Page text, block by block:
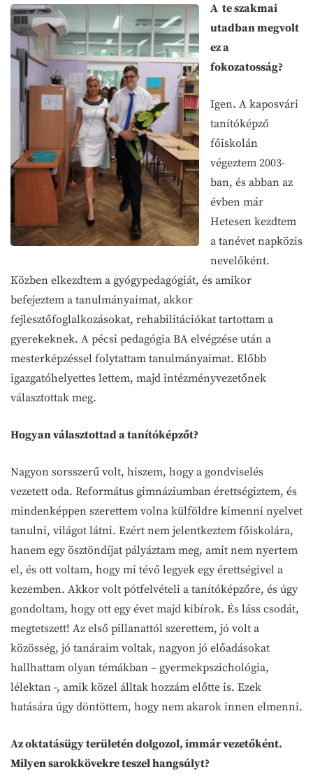
A te szakmai
utadban megvolt
ez a
fokozatosság?
Igen. A kaposvári
tanítóképző
főiskolán
végeztem 2003-
ban, és abban az
évben már
Hetesen kezdtem
a tanévet napközis
nevelőként.
Közben elkezdtem a gyógypedagógiát, és amikor
befejeztem a tanulmányaimat, akkor
fejlesztőfoglalkozásokat, rehabilitációkat tartottam a
gyerekeknek. A pécsi pedagógia BA elvégzése után a
mesterképzéssel folytattam tanulmányaimat. Előbb
igazgatóhelyettes lettem, majd intézményvezetőnek
választottak meg.
Hogyan választottad a tanítóképzőt?
Nagyon sorsszerű volt, hiszem, hogy a gondviselés
vezetett oda. Református gimnáziumban érettségiztem, és
mindenképpen szerettem volna külföldre kimenni nyelvet
tanulni, világot látni. Ezért nem jelentkeztem főiskolára,
hanem egy ösztöndíjat pályáztam meg, amit nem nyertem
el, és ott voltam, hogy mi tévő legyek egy érettségivel a
kezemben. Akkor volt pótfelvételi a tanítóképzőre, és úgy
gondoltam, hogy ott egy évet majd kibírok. És láss csodát,
megtetszett! Az első pillanattól szerettem, jó volt a
közösség, jó tanáraim voltak, nagyon jó előadásokat
hallhattam olyan témákban – gyermekpszichológia,
lélektan -, amik közel álltak hozzám előtte is. Ezek
hatására úgy döntöttem, hogy nem akarok innen elmenni.
Az oktatásügy területén dolgozol, immár vezetőként.
Milyen sarokkövekre teszel hangsúlyt?